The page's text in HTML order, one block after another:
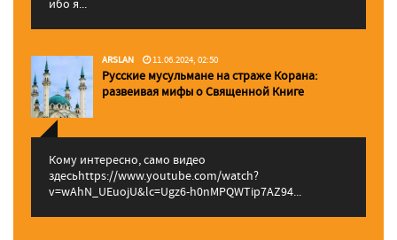
ибо я...
ARSLAN 11.06.2024, 02:50
Русские мусульмане на страже Корана:
pазвеивая мифы о Священной Книге
Кому интересно, само видео
здесьhttps://www.youtube.com/watch?
v=wAhN_UEuojU&lc=Ugz6-h0nMPQWTip7AZ94...